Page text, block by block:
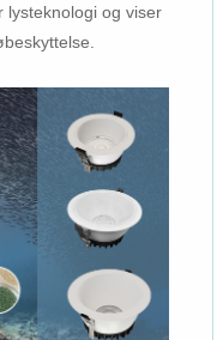
lysteknologi og viser